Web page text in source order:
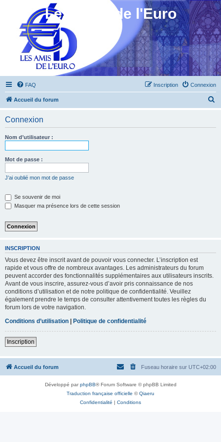
Les Amis de l'Euro
FAQ Connexion
Inscription
Accueil du forum
Connexion
Nom d’utilisateur :
Mot de passe :
J’ai oublié mon mot de passe
Se souvenir de moi
Masquer ma présence lors de cette session
INSCRIPTION
Vous devez être inscrit avant de pouvoir vous connecter. L’inscription est
rapide et vous offre de nombreux avantages. Les administrateurs du forum
peuvent accorder des fonctionnalités supplémentaires aux utilisateurs inscrits.
Avant de vous inscrire, assurez-vous d’avoir pris connaissance de nos
conditions d’utilisation et de notre politique de confidentialité. Veuillez
également prendre le temps de consulter attentivement toutes les règles du
forum lors de votre navigation.
Conditions d’utilisation | Politique de confidentialité
Inscription
Accueil du forum Fuseau horaire sur UTC+02:00
Développé parphpBB® Forum Software © phpBB Limited
Traduction française officielle ©Qiaeru
Confidentialité | Conditions